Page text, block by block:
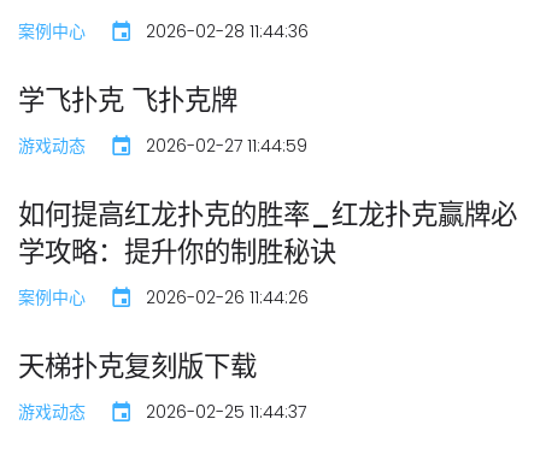
案例中心 2026-02-28 11:44:36
学飞扑克 飞扑克牌
游戏动态 2026-02-27 11:44:59
如何提高红龙扑克的胜率_红龙扑克赢牌必
学攻略：提升你的制胜秘诀
案例中心 2026-02-26 11:44:26
天梯扑克复刻版下载
游戏动态 2026-02-25 11:44:37